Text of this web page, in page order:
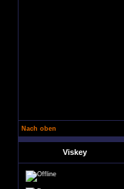
Nach oben
Viskey